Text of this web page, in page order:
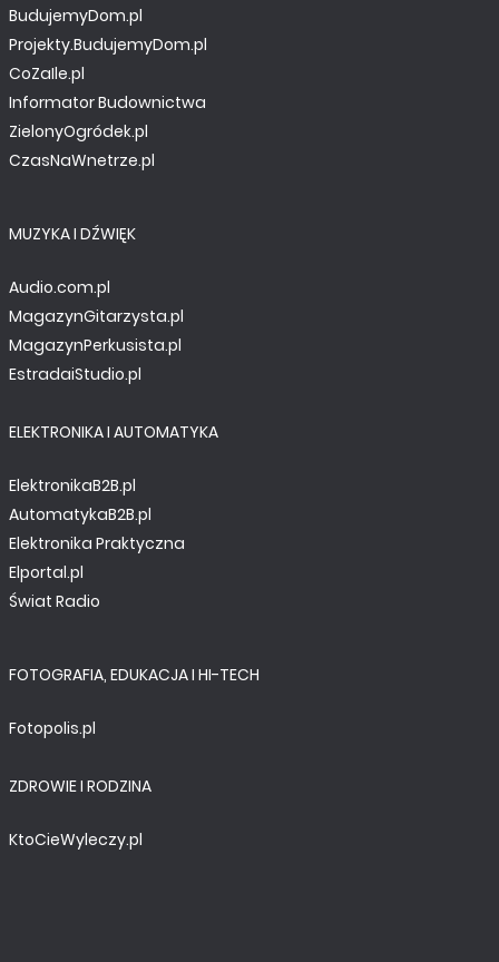
BudujemyDom.pl
Projekty.BudujemyDom.pl
CoZaIle.pl
Informator Budownictwa
ZielonyOgródek.pl
CzasNaWnetrze.pl
MUZYKA I DŹWIĘK
Audio.com.pl
MagazynGitarzysta.pl
MagazynPerkusista.pl
EstradaiStudio.pl
ELEKTRONIKA I AUTOMATYKA
ElektronikaB2B.pl
AutomatykaB2B.pl
Elektronika Praktyczna
Elportal.pl
Świat Radio
FOTOGRAFIA, EDUKACJA I HI-TECH
Fotopolis.pl
ZDROWIE I RODZINA
KtoCieWyleczy.pl